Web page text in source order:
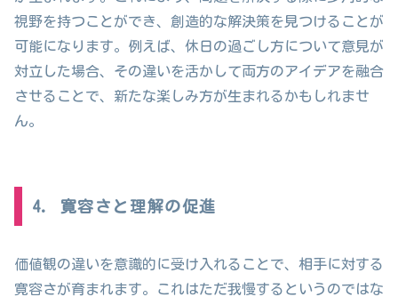
視野を持つことができ、創造的な解決策を見つけることが
可能になります。例えば、休日の過ごし方について意見が
対立した場合、その違いを活かして両方のアイデアを融合
させることで、新たな楽しみ方が生まれるかもしれませ
ん。
4. 寛容さと理解の促進
価値観の違いを意識的に受け入れることで、相手に対する
寛容さが育まれます。これはただ我慢するというのではな